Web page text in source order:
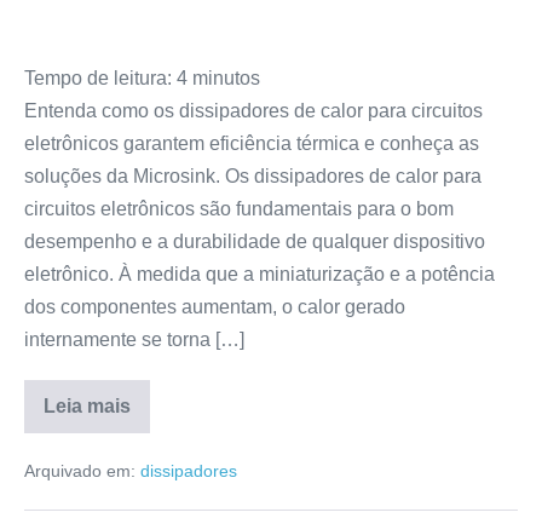
Tempo de leitura: 4 minutos
Entenda como os dissipadores de calor para circuitos
eletrônicos garantem eficiência térmica e conheça as
soluções da Microsink. Os dissipadores de calor para
circuitos eletrônicos são fundamentais para o bom
desempenho e a durabilidade de qualquer dispositivo
eletrônico. À medida que a miniaturização e a potência
dos componentes aumentam, o calor gerado
internamente se torna […]
Leia mais
Arquivado em: dissipadores